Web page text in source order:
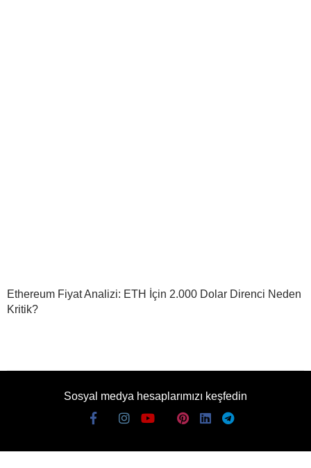
Ethereum Fiyat Analizi: ETH İçin 2.000 Dolar Direnci Neden
Kritik?
Sosyal medya hesaplarımızı keşfedin